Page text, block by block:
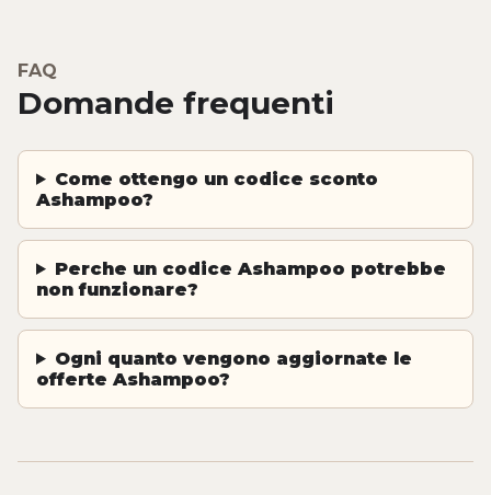
FAQ
Domande frequenti
Come ottengo un codice sconto
Ashampoo?
Perche un codice Ashampoo potrebbe
non funzionare?
Ogni quanto vengono aggiornate le
offerte Ashampoo?